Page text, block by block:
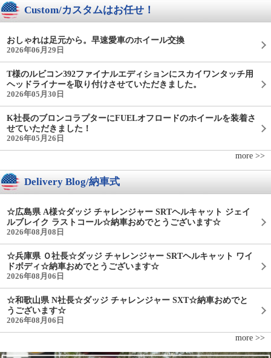
Custom/カスタムはお任せ！
おしゃれは足元から。早速愛車のホイール交換
2026年06月29日
T様のルビコン392ファイナルエディションにスカイワンタッチ用
ヘッドライナーを取り付けさせていただきました。
2026年05月30日
K社長のブロンコラプターにFUELオフロードのホイールを装着さ
せていただきました！
2026年05月26日
more >>
Delivery Blog/納車式
☆広島県 A様☆ダッジ チャレンジャー SRTヘルキャット ジェイ
ルブレイク ラストコール☆納車おめでとうございます☆
2026年08月08日
☆兵庫県 Ｏ社長☆ダッジ チャレンジャー SRTヘルキャット ワイ
ドボディ☆納車おめでとうございます☆
2026年08月06日
☆和歌山県 N社長☆ダッジ チャレンジャー SXT☆納車おめでと
うございます☆
2026年08月06日
more >>